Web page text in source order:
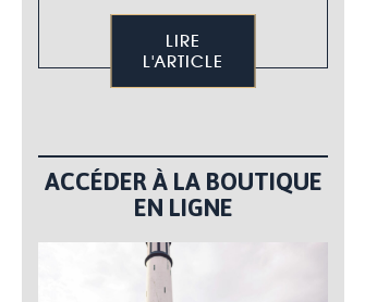
LIRE
L'ARTICLE
ACCÉDER À LA BOUTIQUE
EN LIGNE